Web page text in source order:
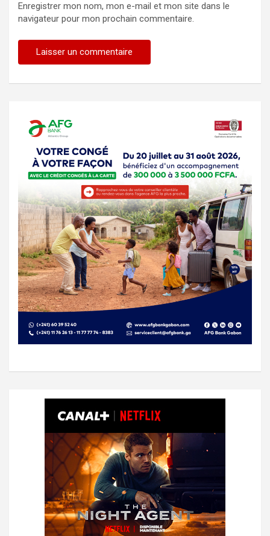
Enregistrer mon nom, mon e-mail et mon site dans le
navigateur pour mon prochain commentaire.